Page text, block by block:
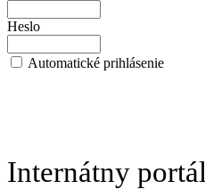
Heslo
Automatické prihlásenie
Internátny portál